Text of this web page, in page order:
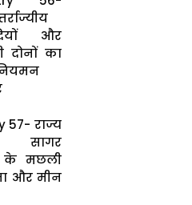
और
दोनों का
57- राज्य
सागर
मछली
और मीन